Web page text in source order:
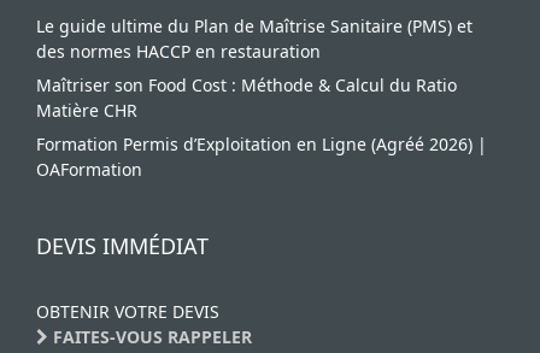
Le guide ultime du Plan de Maîtrise Sanitaire (PMS) et
des normes HACCP en restauration
Maîtriser son Food Cost : Méthode & Calcul du Ratio
Matière CHR
Formation Permis d’Exploitation en Ligne (Agréé 2026) |
OAFormation
DEVIS IMMÉDIAT
OBTENIR VOTRE DEVIS
FAITES-VOUS RAPPELER